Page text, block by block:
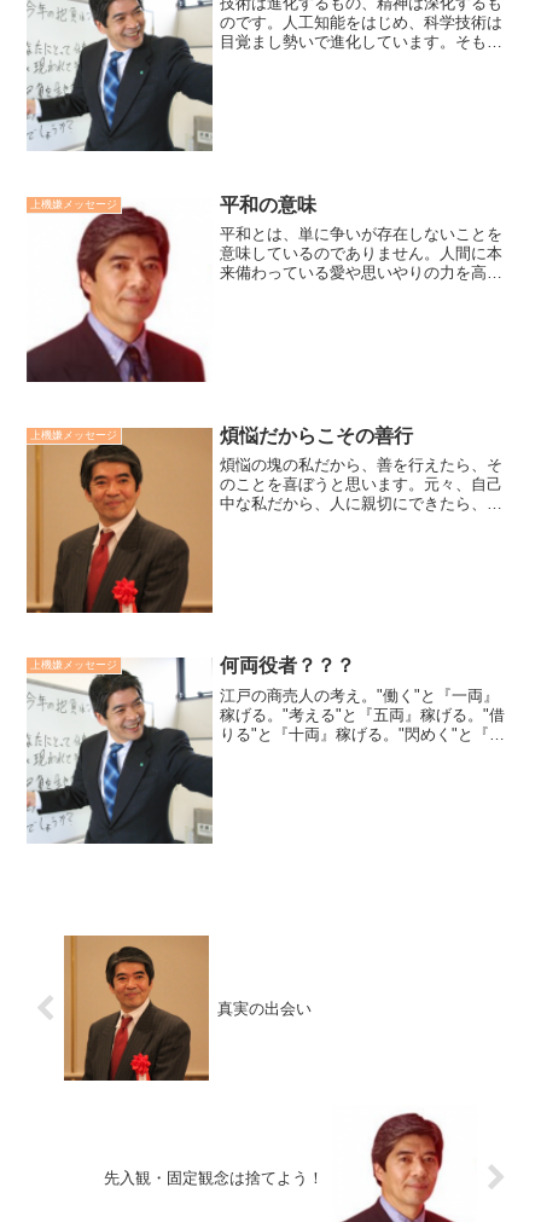
のです。人工知能をはじめ、科学技術は
目覚まし勢いで進化しています。そもそ
上機嫌メッセージ 平和の意味
平和とは、単に争いが存在しないことを
意味しているのでありません。人間に本
来備わっている愛や思いやりの力を高
上機嫌メッセージ 煩悩だからこその善行
煩悩の塊の私だから、善を行えたら、そ
のことを喜ぼうと思います。元々、自己
中な私だから、人に親切にできたら、喜
上機嫌メッセージ 何両役者？？？
江戸の商売人の考え。"働く"と『一両』
稼げる。"考える"と『五両』稼げる。"借
りる"と『十両』稼げる。"閃めく"と『百
真実の出会い
先入観・固定観念は捨てよう！